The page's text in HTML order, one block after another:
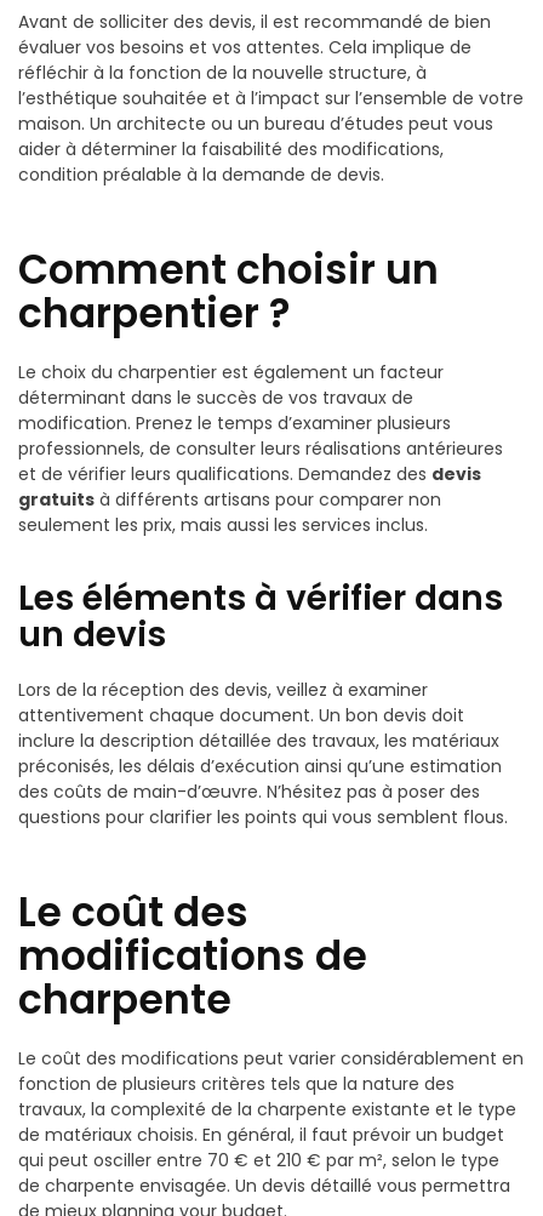
Avant de solliciter des devis, il est recommandé de bien
évaluer vos besoins et vos attentes. Cela implique de
réfléchir à la fonction de la nouvelle structure, à
l’esthétique souhaitée et à l’impact sur l’ensemble de votre
maison. Un architecte ou un bureau d’études peut vous
aider à déterminer la faisabilité des modifications,
condition préalable à la demande de devis.
Comment choisir un
charpentier ?
Le choix du charpentier est également un facteur
déterminant dans le succès de vos travaux de
modification. Prenez le temps d’examiner plusieurs
professionnels, de consulter leurs réalisations antérieures
et de vérifier leurs qualifications. Demandez des devis
gratuits à différents artisans pour comparer non
seulement les prix, mais aussi les services inclus.
Les éléments à vérifier dans
un devis
Lors de la réception des devis, veillez à examiner
attentivement chaque document. Un bon devis doit
inclure la description détaillée des travaux, les matériaux
préconisés, les délais d’exécution ainsi qu’une estimation
des coûts de main-d’œuvre. N’hésitez pas à poser des
questions pour clarifier les points qui vous semblent flous.
Le coût des
modifications de
charpente
Le coût des modifications peut varier considérablement en
fonction de plusieurs critères tels que la nature des
travaux, la complexité de la charpente existante et le type
de matériaux choisis. En général, il faut prévoir un budget
qui peut osciller entre 70 € et 210 € par m², selon le type
de charpente envisagée. Un devis détaillé vous permettra